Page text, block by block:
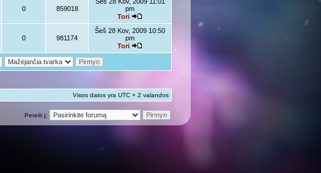
0 859018
pm
Tori
0 981174
Šeš 28 Kov, 2009 10:50
pm
Tori
Visos datos yra UTC + 2 valandos
Pereiti į: